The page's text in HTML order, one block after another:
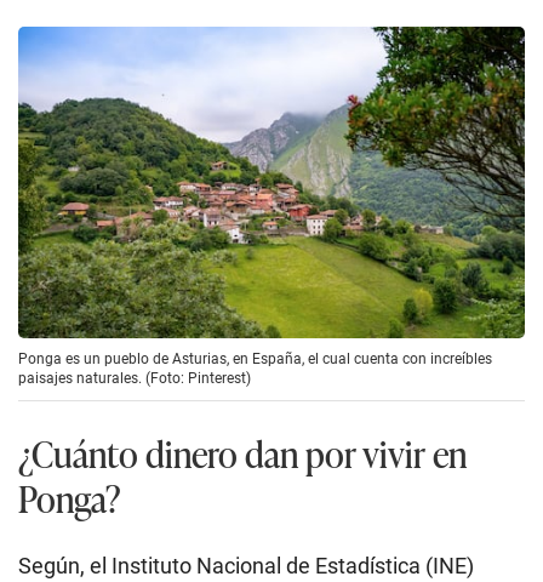
Ponga es un pueblo de Asturias, en España, el cual cuenta con increíbles
paisajes naturales. (Foto: Pinterest)
¿Cuánto dinero dan por vivir en
Ponga?
Según, el Instituto Nacional de Estadística (INE)